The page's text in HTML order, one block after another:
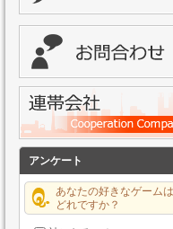
アンケート
あなたの好きなゲームは
どれですか？